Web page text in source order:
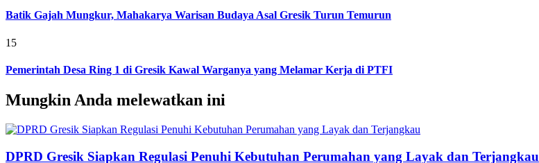
Batik Gajah Mungkur, Mahakarya Warisan Budaya Asal Gresik Turun Temurun
15
Pemerintah Desa Ring 1 di Gresik Kawal Warganya yang Melamar Kerja di PTFI
Mungkin Anda melewatkan ini
DPRD Gresik Siapkan Regulasi Penuhi Kebutuhan Perumahan yang Layak dan Terjangkau